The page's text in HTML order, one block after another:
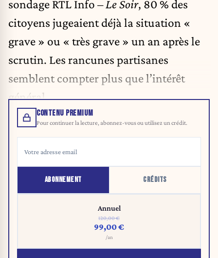
sondage RTL Info –Le Soir, 80 % des
citoyens jugeaient déjà la situation «
grave » ou « très grave » un an après le
scrutin. Les rancunes partisanes
semblent compter plus que l’intérêt
général.
CONTENU PREMIUM
Pour continuer la lecture, abonnez-vous ou utilisez un crédit.
ABONNEMENT CRÉDITS
Annuel
120,00 €
99,00 €
/an